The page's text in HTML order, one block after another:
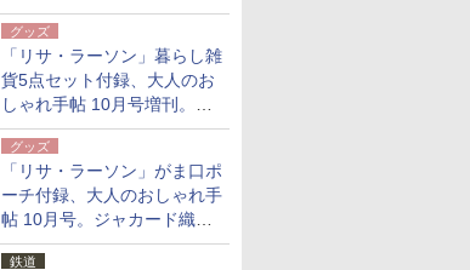
「空港特急」をなにわ筋線へ
導入
グッズ
「リサ・ラーソン」暮らし雑
貨5点セット付録、大人のお
しゃれ手帖 10月号増刊。
USBケーブルや缶ケースなど
グッズ
「リサ・ラーソン」がま口ポ
ーチ付録、大人のおしゃれ手
帖 10月号。ジャカード織の
北欧猫デザイン
鉄道